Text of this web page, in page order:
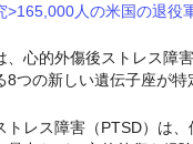
>165,000人の米国の退役
、心的外傷後ストレス障
つの新しい遺伝子座が特
トレス障害（PTSD）は、